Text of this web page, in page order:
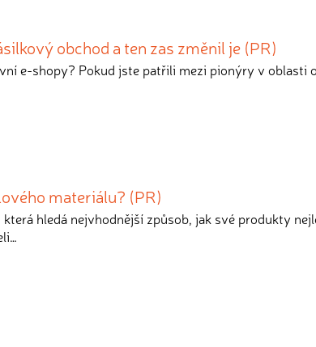
obchod a ten zas změnil je (PR)
e-shopy? Pokud jste patřili mezi pionýry v oblasti
materiálu? (PR)
hledá nejvhodnější způsob, jak své produkty